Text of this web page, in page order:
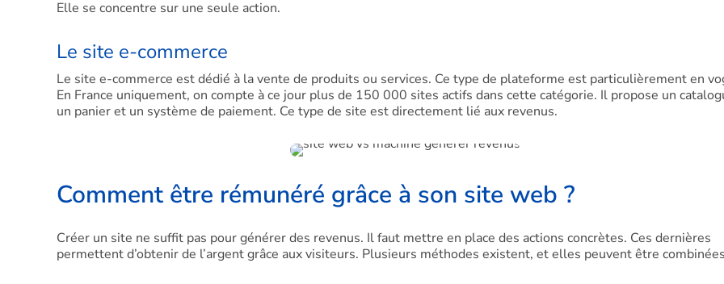
Elle se concentre sur une seule action.
Le site e-commerce
Le site e-commerce est dédié à la vente de produits ou services. Ce type de plateforme est particulièrement en
En France uniquement, on compte à ce jour plus de 150 000 sites actifs dans cette catégorie. Il propose un
un panier et un système de paiement. Ce type de site est directement lié aux revenus.
Comment être rémunéré grâce à son site web ?
Créer un site ne suffit pas pour générer des revenus. Il faut mettre en place des actions concrètes. Ces dernières
permettent d’obtenir de l’argent grâce aux visiteurs. Plusieurs méthodes existent, et elles peuvent être